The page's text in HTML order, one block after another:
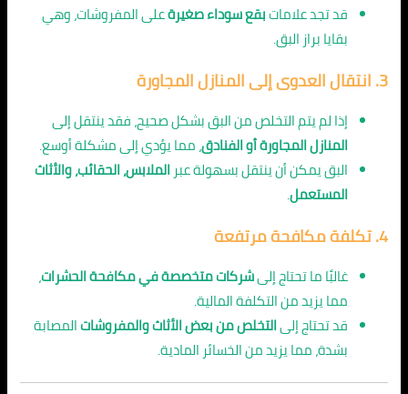
قد تجد علاماتبقع سوداء صغيرةعلى المفروشات، وهي
بقايا براز البق.
3. انتقال العدوى إلى المنازل المجاورة
إذا لم يتم التخلص من البق بشكل صحيح، فقد ينتقل إلى
المنازل المجاورة أو الفنادق، مما يؤدي إلى مشكلة أوسع.
البق يمكن أن ينتقل بسهولة عبر الملابس، الحقائب، والأثاث
المستعمل.
4. تكلفة مكافحة مرتفعة
غالبًا ما تحتاج إلىشركات متخصصة في مكافحة الحشرات،
مما يزيد من التكلفة المالية.
قد تحتاج إلىالتخلص من بعض الأثاث والمفروشاتالمصابة
بشدة، مما يزيد من الخسائر المادية.